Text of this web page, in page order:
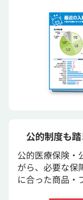
公的医療保険・
がら、必要な保
に合った商品・
公的制度も